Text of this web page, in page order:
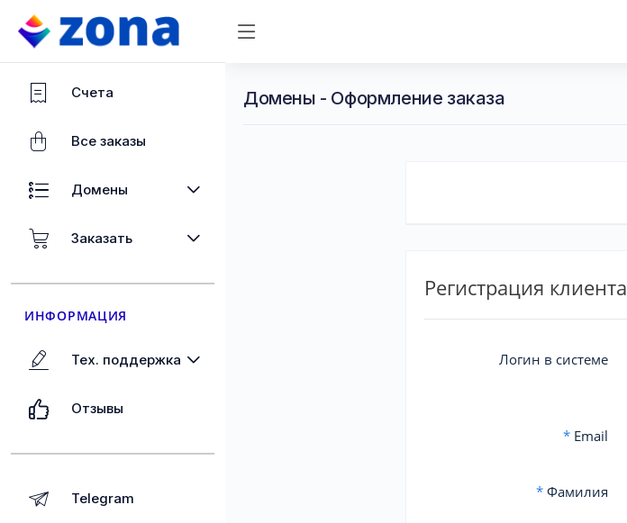
Счета
Все заказы
Домены
Заказать
ИНФОРМАЦИЯ
Тех. поддержка
Отзывы
Telegram
Домены - Оформление заказа
Регистрация клиента
Логин в системе
*Email
*Фамилия